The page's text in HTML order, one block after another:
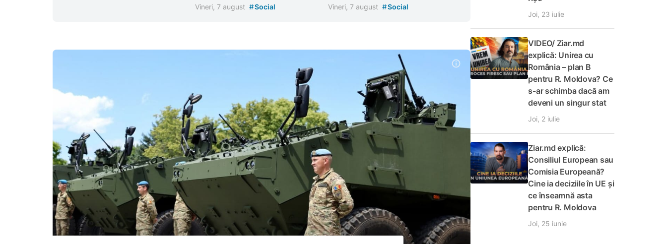
Vineri, 7 august #Social Vineri, 7 august #Social
Joi, 23 iulie
VIDEO/ Ziar.md
explică: Unirea cu
România – plan B
pentru R. Moldova? Ce
s-ar schimba dacă am
deveni un singur stat
Joi, 2 iulie
Ziar.md explică:
Consiliul European sau
Comisia Europeană?
Cine ia deciziile în UE și
ce înseamnă asta
pentru R. Moldova
Joi, 25 iunie